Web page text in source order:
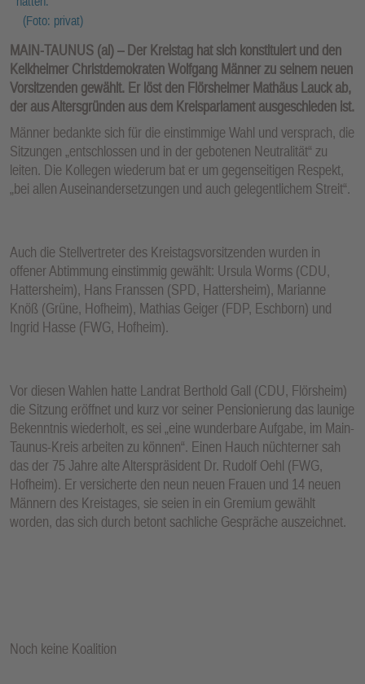
(Foto: privat)
MAIN-TAUNUS (al) – Der Kreistag hat sich konstituiert und den
Kelkheimer Christdemokraten Wolfgang Männer zu seinem neuen
Vorsitzenden gewählt. Er löst den Flörsheimer Mathäus Lauck ab,
der aus Altersgründen aus dem Kreisparlament ausgeschieden ist.
Männer bedankte sich für die einstimmige Wahl und versprach, die
Sitzungen „entschlossen und in der gebotenen Neutralität“ zu
leiten. Die Kollegen wiederum bat er um gegenseitigen Respekt,
„bei allen Auseinandersetzungen und auch gelegentlichem Streit“.
Auch die Stellvertreter des Kreistagsvorsitzenden wurden in
offener Abtimmung einstimmig gewählt: Ursula Worms (CDU,
Hattersheim), Hans Franssen (SPD, Hattersheim), Marianne
Knöß (Grüne, Hofheim), Mathias Geiger (FDP, Eschborn) und
Ingrid Hasse (FWG, Hofheim).
Vor diesen Wahlen hatte Landrat Berthold Gall (CDU, Flörsheim)
die Sitzung eröffnet und kurz vor seiner Pensionierung das launige
Bekenntnis wiederholt, es sei „eine wunderbare Aufgabe, im Main-
Taunus-Kreis arbeiten zu können“. Einen Hauch nüchterner sah
das der 75 Jahre alte Alterspräsident Dr. Rudolf Oehl (FWG,
Hofheim). Er versicherte den neun neuen Frauen und 14 neuen
Männern des Kreistages, sie seien in ein Gremium gewählt
worden, das sich durch betont sachliche Gespräche auszeichnet.
Noch keine Koalition